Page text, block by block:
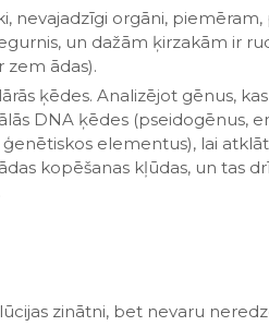
nevajadzīgi orgāni,
un dažām ķirzakām ir
zem ādas).
ķēdes. Analizējot gēnus,
DNA ķēdes (pseidogēnus,
elementus), lai
kopēšanas kļūdas, un tas
zinātni, bet nevaru